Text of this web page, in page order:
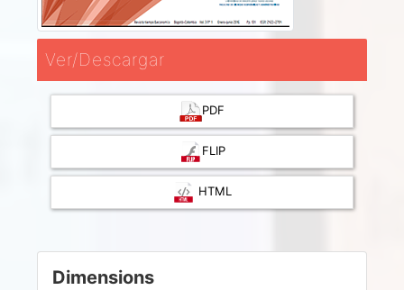
Ver/Descargar
PDF
FLIP
HTML
Dimensions